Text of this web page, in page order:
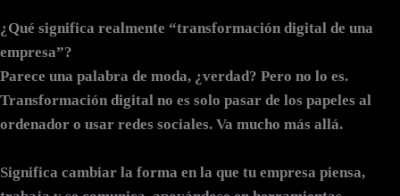
¿Qué significa realmente “transformación digital de una
empresa”?
Parece una palabra de moda, ¿verdad? Pero no lo es.
Transformación digital no es solo pasar de los papeles al
ordenador o usar redes sociales. Va mucho más allá.
Significa cambiar la forma en la que tu empresa piensa,